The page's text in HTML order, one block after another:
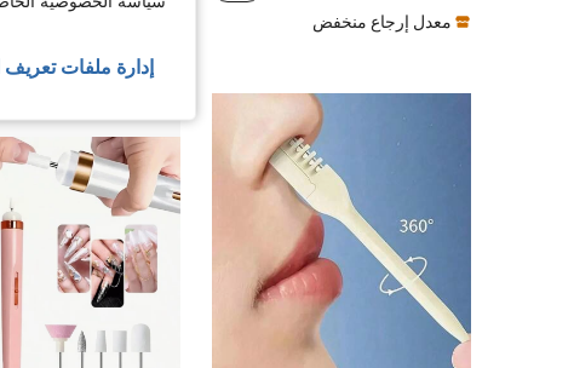
معدل إرجاع منخفض
إدارة ملفات تعريف